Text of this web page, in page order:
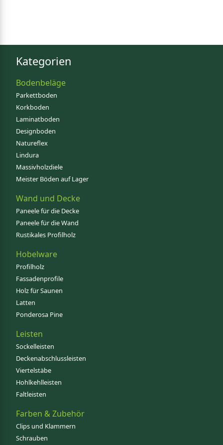
Kategorien
Bodenbeläge
Parkettboden
Korkboden
Laminatboden
Designboden
Natureflex
Lindura
Massivholzdiele
Meister Böden auf Lager
Wand und Decke
Paneele für die Decke
Paneele für die Wand
Rustikales Profilholz
Hobelware
Profilholz
Fassadenprofile
Holz für Saunen
Latten
Ponderosa Pine
Leisten
Sockelleisten
Deckenabschlussleisten
Viertelstäbe
Hohlkehlleisten
Faltleisten
Farben & Zubehör
Clips und Klammern
Schrauben